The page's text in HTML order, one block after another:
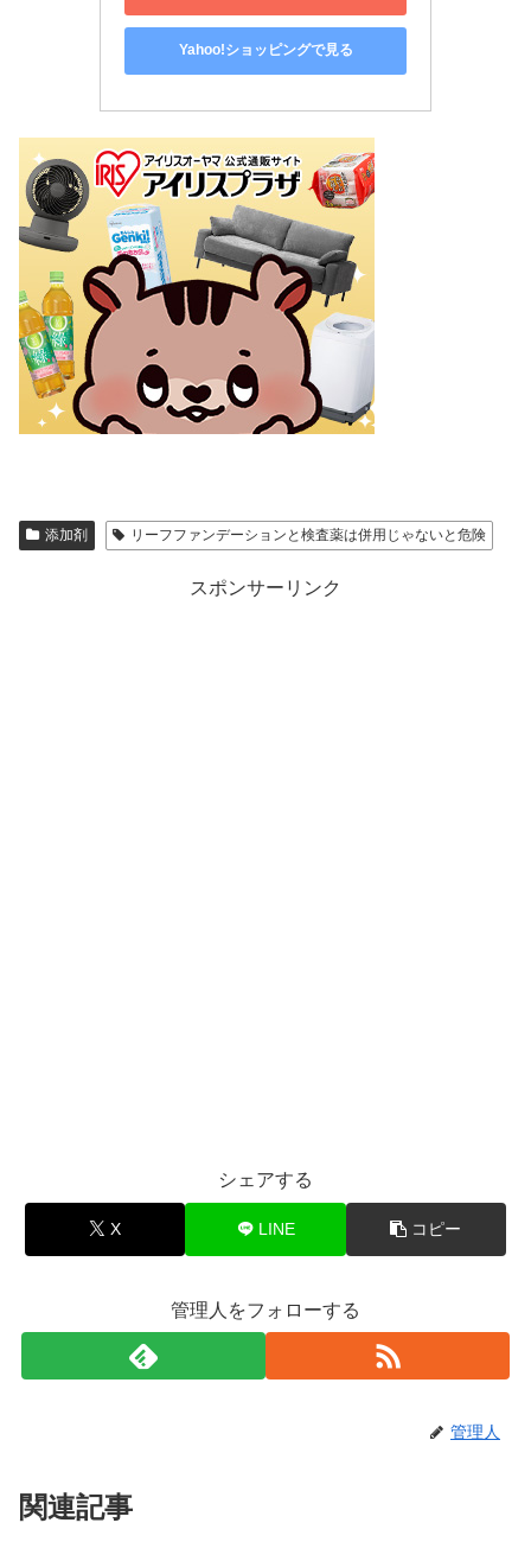
Yahoo!ショッピングで見る
添加剤 リーフファンデーションと検査薬は併用じゃないと危険
スポンサーリンク
シェアする
X LINE コピー
管理人をフォローする
管理人
関連記事